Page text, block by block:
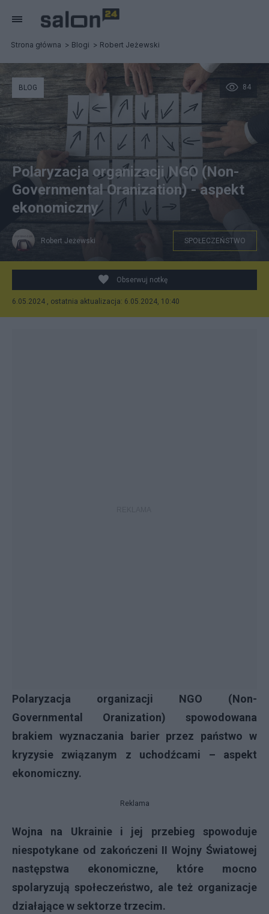
Strona główna Blogi Robert Jeżewski
Źródło: Canva.com
84
BLOG
Polaryzacja organizacji NGO (Non-
Governmental Oranization) - aspekt
ekonomiczny
Robert Jeżewski SPOŁECZEŃSTWO
Obserwuj notkę
6.05.2024 , ostatnia aktualizacja: 6.05.2024, 10:40
Polaryzacja organizacji NGO (Non-
Governmental Oranization) spowodowana
brakiem wyznaczania barier przez państwo w
kryzysie związanym z uchodźcami – aspekt
ekonomiczny.
Reklama
Wojna na Ukrainie i jej przebieg spowoduje
niespotykane od zakończeni II Wojny Światowej
następstwa ekonomiczne, które mocno
spolaryzują społeczeństwo, ale też organizacje
działające w sektorze trzecim.